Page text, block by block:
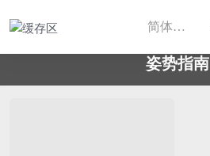
姿势指南